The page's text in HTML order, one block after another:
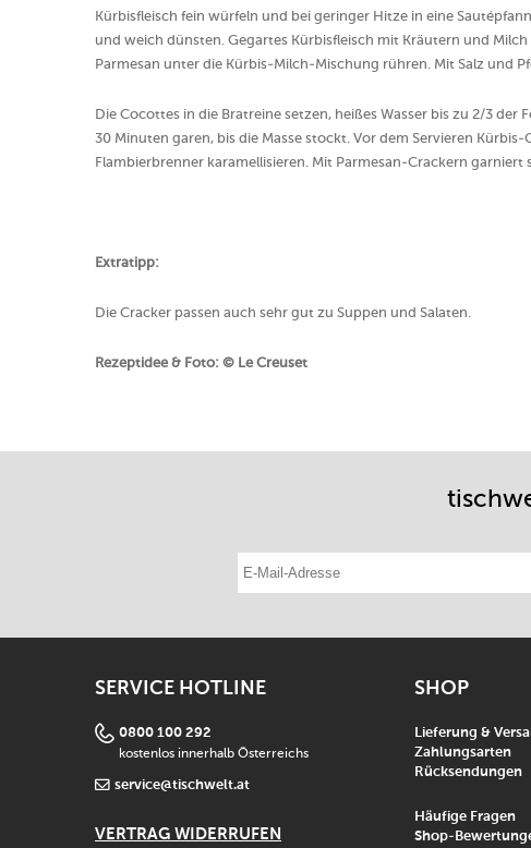
Kürbisfleisch fein würfeln und bei geringer Hitze in eine
und weich dünsten. Gegartes Kürbisfleisch mit Kräutern und
Parmesan unter die Kürbis-Milch-Mischung rühren. Mit Salz und
Die Cocottes in die Bratreine setzen, heißes Wasser bis zu 2/3
30 Minuten garen, bis die Masse stockt. Vor dem Servieren
Flambierbrenner karamellisieren. Mit Parmesan-Crackern garniert
Extratipp:
Die Cracker passen auch sehr gut zu Suppen und Salaten.
Rezeptidee & Foto: © Le Creuset
E-Mail-Adresse eintragen
SERVICE HOTLINE
0800 100 292
kostenlos innerhalb Österreichs
service@tischwelt.at
VERTRAG WIDERRUFEN
SHOP
Lieferung &
Zahlungsarten
Rücksendungen
Häufige Fragen
Shop-